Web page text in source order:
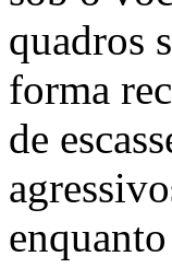
quadros
forma
de